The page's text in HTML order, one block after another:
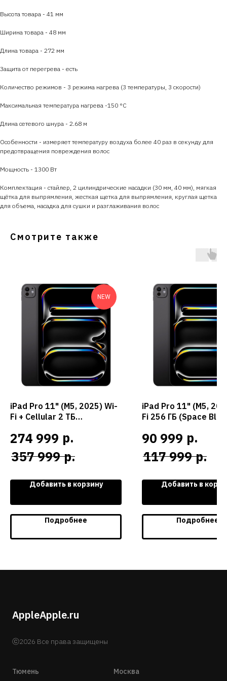
Высота товара - 41 мм
Ширина товара - 48 мм
Длина товара - 272 мм
Защита от перегрева - есть
Количество режимов - 3 режима нагрева (3 температуры, 3 скорости)
Максимальная температура нагрева -150 °C
Длина сетевого шнура - 2.68 м
Особенности - измеряет температуру воздуха более 40 раз в секунду для
предотвращения повреждения волос
Мощность - 1300 Вт
Комплектация - стайлер, 2 цилиндрические насадки (30 мм, 40 мм), мягкая
щётка для выпрямления, жесткая щетка для выпрямления, круглая щетка
для объема, насадка для сушки и разглаживания волос
Смотрите также
NEW
iPad Pro 11" (M5, 2025) Wi-
Fi + Cellular 2 ТБ
(Space Black / Черный
274 999 р.
357 999 р.
Добавить в корзину
Подробнее
iPad Pro 11" (M5,
Fi 256 ГБ (Space
90 999 р.
117 999 р.
Добавить в
Подробнее
AppleApple.ru
ⓒ2026 Все права защищены
Тюмень Москва